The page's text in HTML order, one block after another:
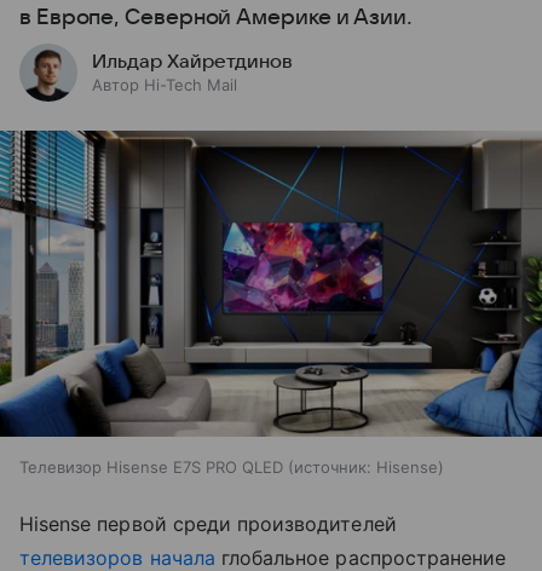
в Европе, Северной Америке и Азии.
Ильдар Хайретдинов
Автор Hi-Tech Mail
Телевизор Hisense E7S PRO QLED источник: Hisense
Hisense первой среди производителей
телевизоров начала глобальное распространение